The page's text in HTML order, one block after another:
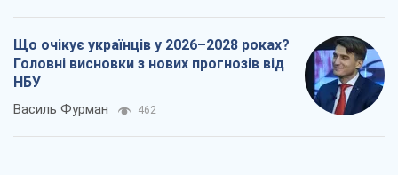
Що очікує українців у 2026–2028 роках?
Головні висновки з нових прогнозів від
НБУ
Василь Фурман 462